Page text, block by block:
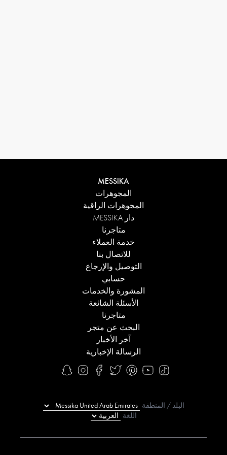
MESSIKA
المجوهرات
المجوهرات الراقية
دار MESSIKA
متاجرنا
خدمة العملاء
للاتصال بنا
التوصيل والإرجاع
حسابي
المشورة والخدمات
الأسئلة الشائعة
متاجرنا
البحث عن متجر
آخر الأخبار
الرسالة الإخبارية
البلد / المنطقة
اللغة